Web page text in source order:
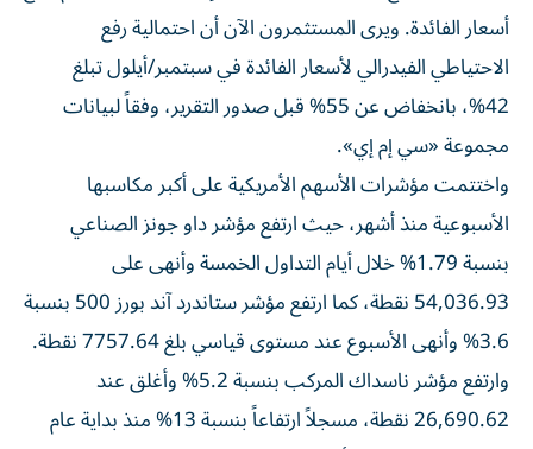
أسعار الفائدة. ويرى المستثمرون الآن أن احتمالية رفع
الاحتياطي الفيدرالي لأسعار الفائدة في سبتمبر/أيلول تبلغ
42%، بانخفاض عن 55% قبل صدور التقرير، وفقاً لبيانات
مجموعة «سي إم إي».
واختتمت مؤشرات الأسهم الأمريكية على أكبر مكاسبها
الأسبوعية منذ أشهر، حيث ارتفع مؤشر داو جونز الصناعي
بنسبة 1.79% خلال أيام التداول الخمسة وأنهى على
54,036.93 نقطة، كما ارتفع مؤشر ستاندرد آند بورز 500 بنسبة
3.6% وأنهى الأسبوع عند مستوى قياسي بلغ 7757.64 نقطة.
وارتفع مؤشر ناسداك المركب بنسبة 5.2% وأغلق عند
26,690.62 نقطة، مسجلاً ارتفاعاً بنسبة 13% منذ بداية عام